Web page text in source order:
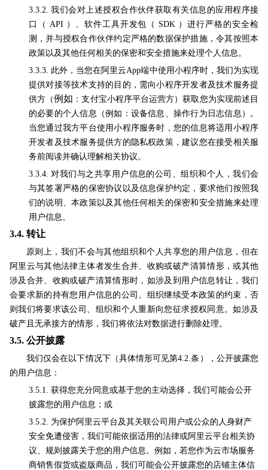
3.3.2. 我们会对上述授权合作伙伴获取有关信息的应用程序接
口（ API ）、软件工具开发包（ SDK ）进行严格的安全检
测，并与授权合作伙伴约定严格的数据保护措施，令其按照本
政策以及其他任何相关的保密和安全措施来处理个人信息。
3.3.3. 此外，当您在阿里云App端中使用小程序时，我们为实现
提供对接等技术支持的目的，需向小程序开发者及技术服务提
供方（例如 ：支付宝小程序平台运营方）获取您为实现前述目
的必要的个人信息（例如：设备信息、操作行为日志信息）。
当您通过我方平台使用小程序服务时，您的信息将适用小程序
开发者及技术服务提供方的隐私权政策，建议您在接受相关服
务前阅读并确认理解相关协议。
3.3.4. 对我们与之共享用户信息的公司、组织和个人，我们会
与其签署严格的保密协议以及信息保护约定，要求他们按照我
们的说明、本政策以及其他任何相关的保密和安全措施来处理
用户信息。
3.4. 转让
原则上，我们不会与其他组织和个人共享您的用户信息，但在
阿里云与其他法律主体者发生合并、收购或破产清算情形，或其他
涉及合并、收购或破产清算情形时，如涉及到用户信息转让，我们
会要求新的持有您用户信息的公司、组织继续受本政策的约束，否
则我们将要求该公司、组织和个人重新向您征求授权同意。如涉及
破产且无承接方的情形，我们将依法对数据进行删除处理。
3.5. 公开披露
我们仅会在以下情况下（具体情形可见第4.2.条），公开披露您
的用户信息：
3.5.1. 获得您充分同意或基于您的主动选择，我们可能会公开
披露您的用户信息；或
3.5.2. 为保护阿里云平台及其关联公司用户或公众的人身财产
安全免遭侵害，我们可能依据适用的法律或阿里云平台相关协
议、规则披露关于您的用户信息。例如，若您作为云市场服务
商销售假货或盗版商品，我们可能会公开披露您的店铺主体信